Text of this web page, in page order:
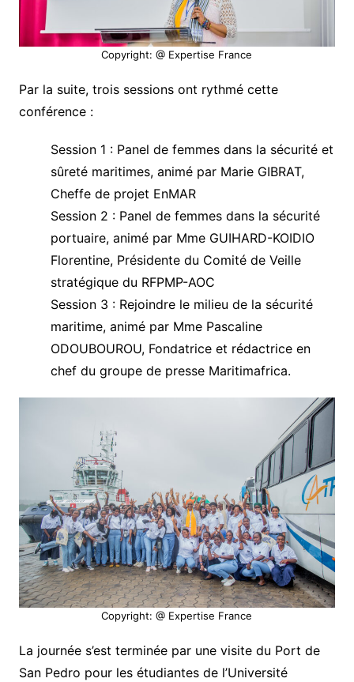
Copyright: @ Expertise France
Par la suite, trois sessions ont rythmé cette
conférence :
Session 1 : Panel de femmes dans la sécurité et
sûreté maritimes, animé par Marie GIBRAT,
Cheffe de projet EnMAR
Session 2 : Panel de femmes dans la sécurité
portuaire, animé par Mme GUIHARD-KOIDIO
Florentine, Présidente du Comité de Veille
stratégique du RFPMP-AOC
Session 3 : Rejoindre le milieu de la sécurité
maritime, animé par Mme Pascaline
ODOUBOUROU, Fondatrice et rédactrice en
chef du groupe de presse Maritimafrica.
Copyright: @ Expertise France
La journée s’est terminée par une visite du Port de
San Pedro pour les étudiantes de l’Université